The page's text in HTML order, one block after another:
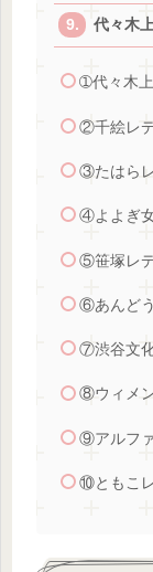
代々木
➀代々木
②千絵レ
③たはら
④よよぎ
⑤笹塚レ
⑥あんど
⑦渋谷文
⑧ウィメ
⑨アルフ
⑩ともこ